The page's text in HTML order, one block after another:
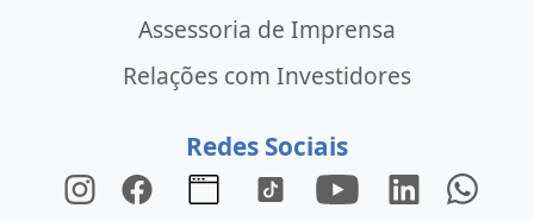
Assessoria de Imprensa
Relações com Investidores
Redes Sociais